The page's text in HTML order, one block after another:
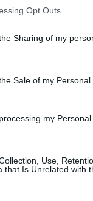
Opt Outs
Sharing of my
Sale of my Personal
my
Use,
that Is Unrelated with
Gobierno y mantiene los
Italia: o levanta los